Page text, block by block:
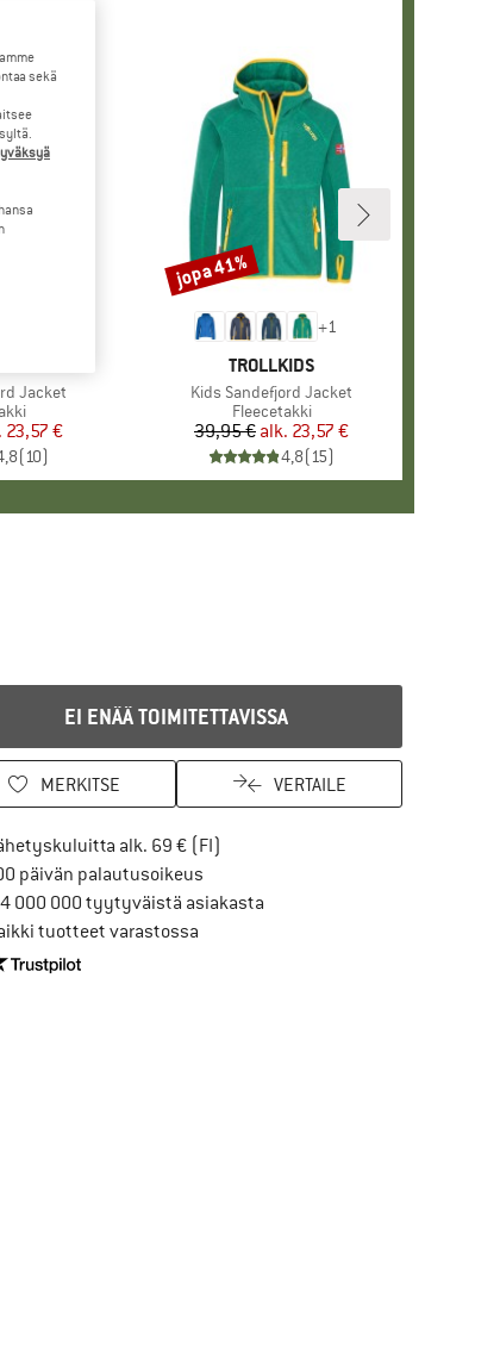
Jacket
hinta
23,57 €
(10)
+1
MERKKI
TROLLKIDS
Tuote
Kids Sandefjord Jacket
Tuoteryhmä
Fleecetakki
Hinta
39,95 € Alennettu hinta
alk. 23,57 €
4,8(15)
Alennus
jopa 41%
EI ENÄÄ TOIMITETTAVISSA
MERKITSE VERTAILE
alk. 69 € (FI)
päivän palautusoikeusSiirry palautusoikeuteen täältä
4 000 000 tyytyväistä asiakasta
tuotteet varastossa
Meillä on Trustpilot -sertifiointi - lue lisää tästä!
sekä